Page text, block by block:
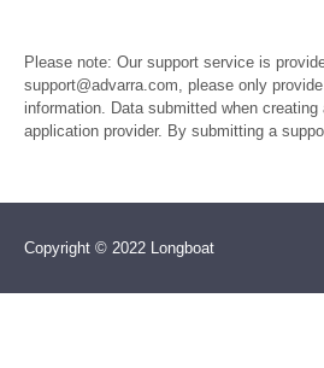
Please note: Our support service is
support@advarra.com, please only
information. Data submitted when
application provider. By submitting a
Copyright © 2022 Longboat